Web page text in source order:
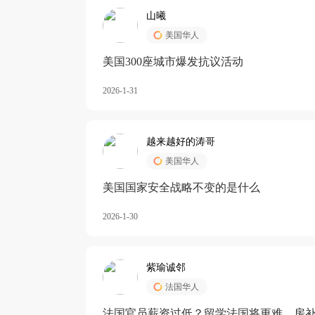
山曦
美国华人
美国300座城市爆发抗议活动
2026-1-31
越来越好的涛哥
美国华人
美国国家安全战略不变的是什么
2026-1-30
紫瑜诚邻
法国华人